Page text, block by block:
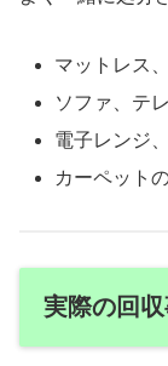
マットレス
ソファ、テ
電子レンジ
カーペット
実際の回